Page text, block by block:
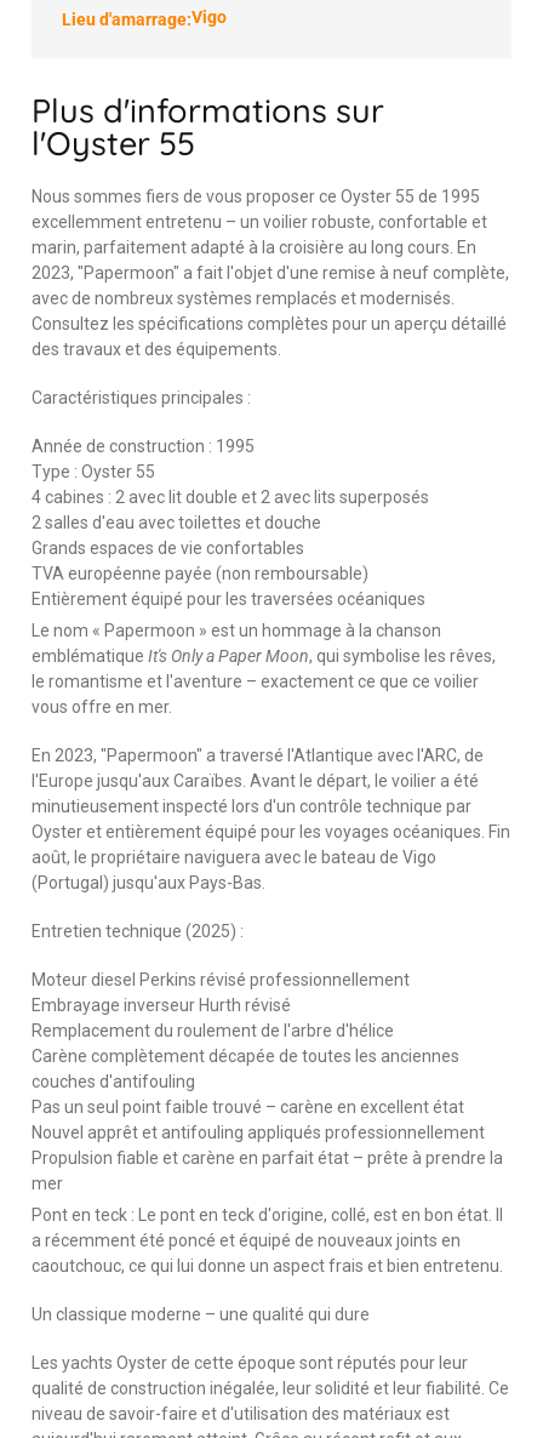
Lieu d'amarrage:Vigo
Plus d'informations sur
l'Oyster 55
Nous sommes fiers de vous proposer ce Oyster 55 de 1995
excellemment entretenu – un voilier robuste, confortable et
marin, parfaitement adapté à la croisière au long cours. En
2023, "Papermoon" a fait l'objet d'une remise à neuf complète,
avec de nombreux systèmes remplacés et modernisés.
Consultez les spécifications complètes pour un aperçu détaillé
des travaux et des équipements.
Caractéristiques principales :
Année de construction : 1995
Type : Oyster 55
4 cabines : 2 avec lit double et 2 avec lits superposés
2 salles d'eau avec toilettes et douche
Grands espaces de vie confortables
TVA européenne payée (non remboursable)
Entièrement équipé pour les traversées océaniques
Le nom « Papermoon » est un hommage à la chanson
emblématiqueIt's Only a Paper Moon, qui symbolise les rêves,
le romantisme et l'aventure – exactement ce que ce voilier
vous offre en mer.
En 2023, "Papermoon" a traversé l'Atlantique avec l'ARC, de
l'Europe jusqu'aux Caraïbes. Avant le départ, le voilier a été
minutieusement inspecté lors d'un contrôle technique par
Oyster et entièrement équipé pour les voyages océaniques. Fin
août, le propriétaire naviguera avec le bateau de Vigo
(Portugal) jusqu'aux Pays-Bas.
Entretien technique (2025) :
Moteur diesel Perkins révisé professionnellement
Embrayage inverseur Hurth révisé
Remplacement du roulement de l'arbre d'hélice
Carène complètement décapée de toutes les anciennes
couches d'antifouling
Pas un seul point faible trouvé – carène en excellent état
Nouvel apprêt et antifouling appliqués professionnellement
Propulsion fiable et carène en parfait état – prête à prendre la
mer
Pont en teck : Le pont en teck d'origine, collé, est en bon état. Il
a récemment été poncé et équipé de nouveaux joints en
caoutchouc, ce qui lui donne un aspect frais et bien entretenu.
Un classique moderne – une qualité qui dure
Les yachts Oyster de cette époque sont réputés pour leur
qualité de construction inégalée, leur solidité et leur fiabilité. Ce
niveau de savoir-faire et d'utilisation des matériaux est